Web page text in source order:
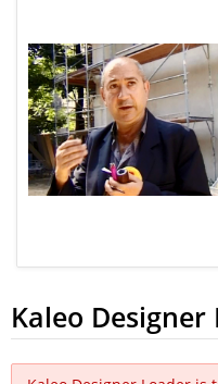
Kaleo Designer